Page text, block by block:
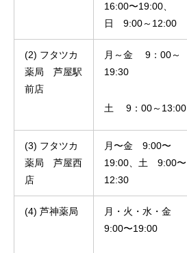
16:00〜19:00、
日 9:00～12:00
(2) フタツカ
薬局 芦屋駅
前店
月～金 9：00～
19:30
土 9：00～13:00
(3) フタツカ
薬局 芦屋西
店
月〜金 9:00〜
19:00、土 9:00〜
12:30
(4) 芦神薬局
月・火・水・金
9:00〜19:00